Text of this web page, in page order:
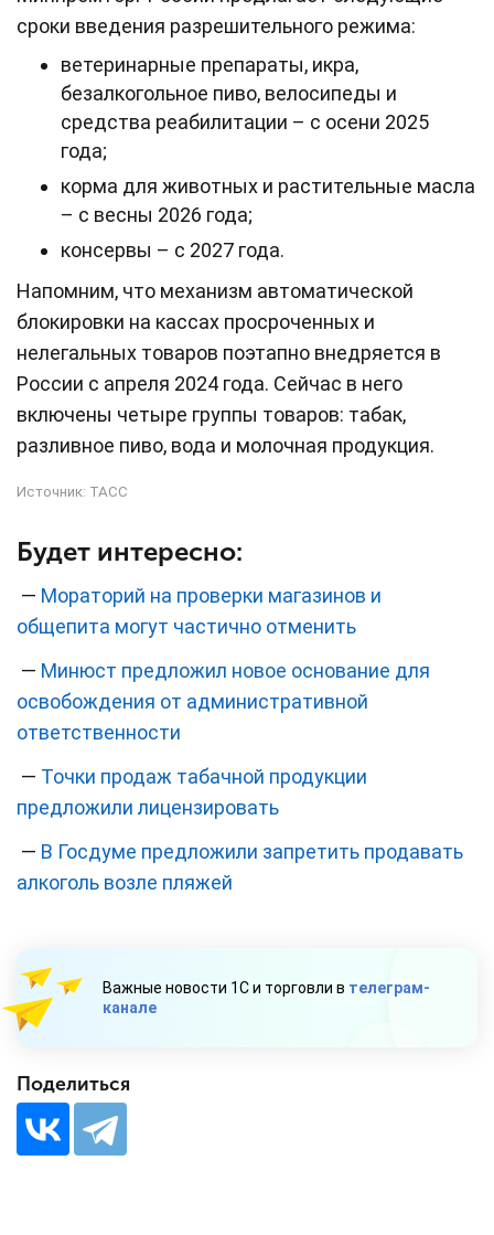
сроки введения разрешительного режима:
ветеринарные препараты, икра,
безалкогольное пиво, велосипеды и
средства реабилитации – с осени 2025
года;
корма для животных и растительные масла
– с весны 2026 года;
консервы – с 2027 года.
Напомним, что механизм автоматической
блокировки на кассах просроченных и
нелегальных товаров поэтапно внедряется в
России с апреля 2024 года. Сейчас в него
включены четыре группы товаров: табак,
разливное пиво, вода и молочная продукция.
Источник: ТАСС
Будет интересно:
— Мораторий на проверки магазинов и
общепита могут частично отменить
— Минюст предложил новое основание для
освобождения от административной
ответственности
— Точки продаж табачной продукции
предложили лицензировать
— В Госдуме предложили запретить продавать
алкоголь возле пляжей
Важные новости 1С и торговли в телеграм-
канале
Поделиться